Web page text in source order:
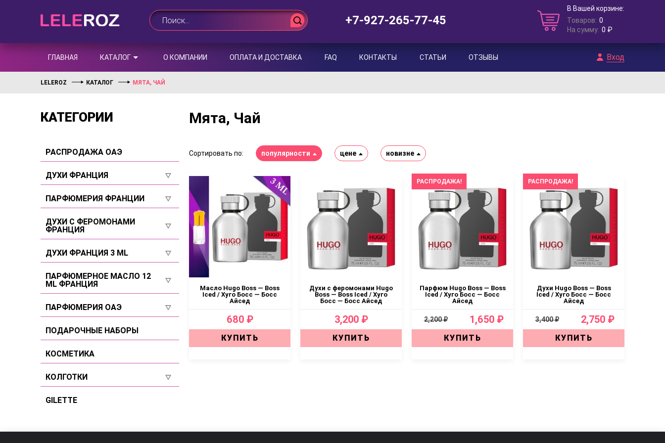
+7-927-265-77-45
В Вашей корзине:
Товаров: 0
На сумму: 0 ₽
ГЛАВНАЯ КАТАЛОГ О КОМПАНИИ ОПЛАТА И ДОСТАВКА FAQ КОНТАКТЫ СТАТЬИ ОТЗЫВЫ Вход
LELEROZ КАТАЛОГ МЯТА, ЧАЙ
КАТЕГОРИИ
РАСПРОДАЖА ОАЭ
ДУХИ ФРАНЦИЯ
Для женщин
Селективы
ПАРФЮМЕРИЯ ФРАНЦИИ
Для женщин
Для мужчин
Селективы
ДУХИ С ФЕРОМОНАМИ
ФРАНЦИЯ
Селективы
Для мужчин
ДУХИ ФРАНЦИЯ 3 ML
Для женщин
Для мужчин
Селективы
ПАРФЮМЕРНОЕ МАСЛО 12
ML ФРАНЦИЯ
Для женщин
Селективы
ПАРФЮМЕРИЯ ОАЭ
Для женщин
ПОДАРОЧНЫЕ НАБОРЫ
КОСМЕТИКА
КОЛГОТКИ
Размер 2
Размер 4
GILETTE
Мята, Чай
Сортировать по: популярности цене новизне
Масло Hugo Boss — Boss
Iced / Хуго Босс — Босс
Айсед
680 ₽
КУПИТЬ
Духи с феромонами Hugo
Boss — Boss Iced / Хуго
Босс — Босс Айсед
3,200 ₽
КУПИТЬ
РАСПРОДАЖА!
Парфюм Hugo Boss — Boss
Iced / Хуго Босс — Босс
Айсед
2,200 ₽ 1,650 ₽
КУПИТЬ
РАСПРОДАЖА!
Духи Hugo Boss — Boss
Iced / Хуго Босс — Босс
Айсед
3,400 ₽ 2,750 ₽
КУПИТЬ